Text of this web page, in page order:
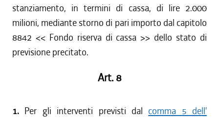
stanziamento, in termini di cassa, di lire 2.000
milioni, mediante storno di pari importo dal capitolo
8842 << Fondo riserva di cassa >> dello stato di
previsione precitato.
Art. 8
1. Per gli interventi previsti dal comma 5 dell'